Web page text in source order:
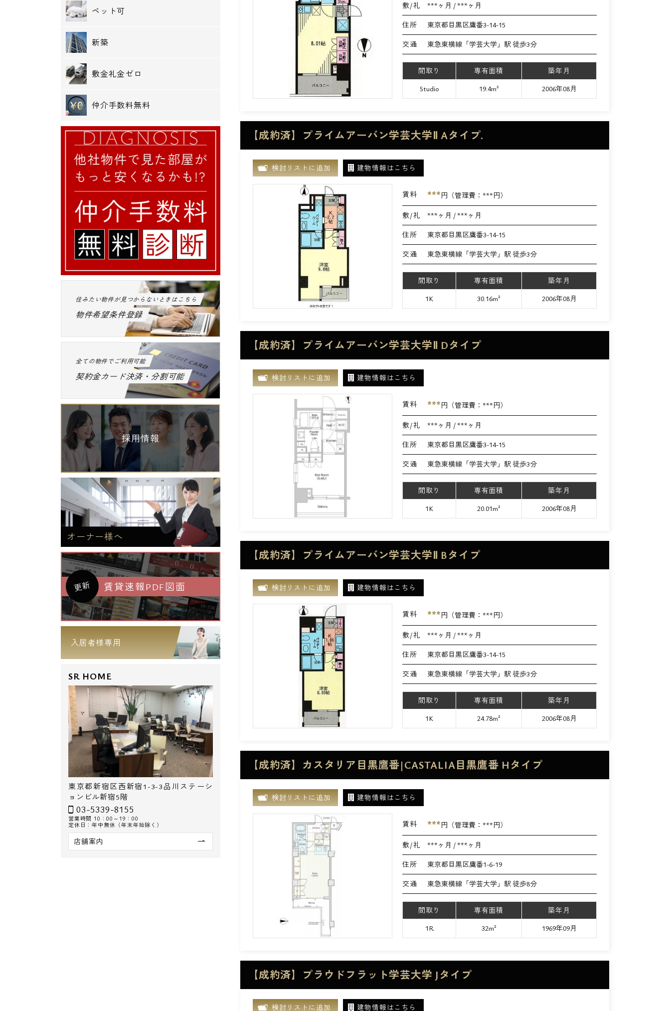
敷/礼 ***ヶ月 / ***ヶ月
住所 東京都目黒区鷹番3-14-15
交通 東急東横線「学芸大学」駅 徒歩3分
間取り 専有面積
築年月
Studio
19.4m² 2006年08月
【成約済】プライムアーバン学芸大学Ⅱ Aタイプ.
検討リストに追加 建物情報はこちら
賃料 ***円（管理費： ***円）
敷/礼 ***ヶ月 / ***ヶ月
住所 東京都目黒区鷹番3-14-15
交通 東急東横線「学芸大学」駅 徒歩3分
間取り 専有面積
築年月
1K
30.16m² 2006年08月
【成約済】プライムアーバン学芸大学Ⅱ Dタイプ
検討リストに追加 建物情報はこちら
賃料 ***円（管理費： ***円）
敷/礼 ***ヶ月 / ***ヶ月
住所 東京都目黒区鷹番3-14-15
交通 東急東横線「学芸大学」駅 徒歩3分
間取り 専有面積
築年月
1K
20.01m² 2006年08月
【成約済】プライムアーバン学芸大学Ⅱ Bタイプ
検討リストに追加 建物情報はこちら
賃料 ***円（管理費： ***円）
敷/礼 ***ヶ月 / ***ヶ月
住所 東京都目黒区鷹番3-14-15
交通 東急東横線「学芸大学」駅 徒歩3分
間取り 専有面積
築年月
1K
24.78m² 2006年08月
【成約済】カスタリア目黒鷹番|CASTALIA目黒鷹番 Hタイプ
検討リストに追加 建物情報はこちら
賃料 ***円（管理費： ***円）
敷/礼 ***ヶ月 / ***ヶ月
住所 東京都目黒区鷹番1-6-19
交通 東急東横線「学芸大学」駅 徒歩8分
間取り 専有面積
築年月
1R
32m² 1969年09月
【成約済】プラウドフラット学芸大学 Jタイプ
検討リストに追加 建物情報はこちら
ペット可
新築
敷金礼金ゼロ
仲介手数料無料
住みたい物件が見つからないときはこちら
物件希望条件登録
全ての物件でご利用可能
契約金カード決済・分割可能
採用情報
オーナー様へ
更新 賃貸速報PDF図面
入居者様専用
SR HOME
東京都新宿区西新宿1-3-3品川ステーシ
ョンビル新宿5階
03-5339-8155
営業時間 10：00～19：00
定休日：年中無休（年末年始除く）
店舗案内